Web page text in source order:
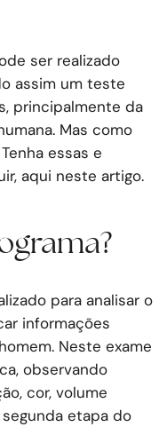
ser realizado
assim um teste
principalmente da
Mas como
essas e
aqui neste artigo.
para analisar o
informações
Neste exame
observando
cor, volume
etapa do